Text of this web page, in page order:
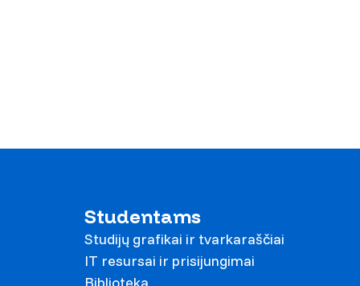
Studentams
Studijų grafikai ir tvarkaraščiai
IT resursai ir prisijungimai